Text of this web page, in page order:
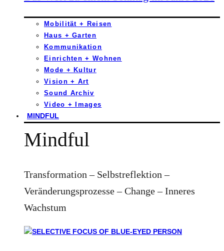
Mobilität + Reisen
Haus + Garten
Kommunikation
Einrichten + Wohnen
Mode + Kultur
Vision + Art
Sound Archiv
Video + Images
MINDFUL
Mindful
Transformation – Selbstreflektion –
Veränderungsprozesse – Change – Inneres
Wachstum